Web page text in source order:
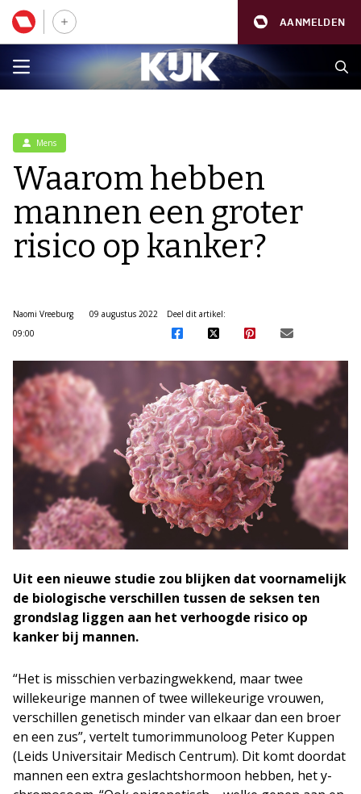
AANMELDEN
Mens
Waarom hebben
mannen een groter
risico op kanker?
Naomi Vreeburg
09 augustus 2022
09:00
Deel dit artikel:
Uit een nieuwe studie zou blijken dat voornamelijk
de biologische verschillen tussen de seksen ten
grondslag liggen aan het verhoogde risico op
kanker bij mannen.
“Het is misschien verbazingwekkend, maar twee
willekeurige mannen of twee willekeurige vrouwen,
verschillen genetisch minder van elkaar dan een broer
en een zus”, vertelt tumorimmunoloog Peter Kuppen
(Leids Universitair Medisch Centrum). Dit komt doordat
mannen een extra geslachtshormoon hebben, het y-